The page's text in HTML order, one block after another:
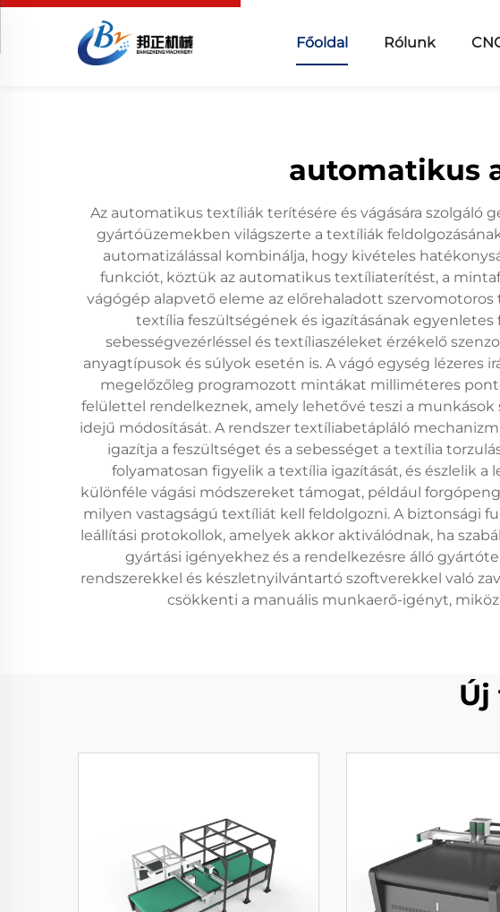
Főoldal Rólunk
automatikus
Az automatikus textíliák terítésére és vágására szolgáló
gyártóüzemekben világszerte a textíliák
automatizálással kombinálja, hogy kivételes
funkciót, köztük az automatikus textíliaterítést, a
vágógép alapvető eleme az előrehaladott
textília feszültségének és igazításának
sebességvezérléssel és textíliaszéleket érzékelő
anyagtípusok és súlyok esetén is. A vágó egység
megelőzőleg programozott mintákat milliméteres
felülettel rendelkeznek, amely lehetővé teszi a
idejű módosítását. A rendszer textíliabetápláló
igazítja a feszültséget és a sebességet a textília
folyamatosan figyelik a textília igazítását, és észlelik
különféle vágási módszereket támogat, például
milyen vastagságú textíliát kell feldolgozni. A biztonsági
leállítási protokollok, amelyek akkor aktiválódnak, ha
gyártási igényekhez és a rendelkezésre álló
rendszerekkel és készletnyilvántartó szoftverekkel való
csökkenti a manuális munkaerő-igényt,
Új